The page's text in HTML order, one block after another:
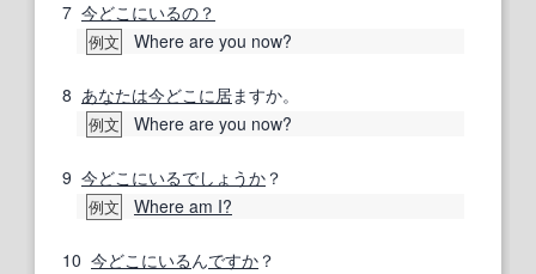
7 今どこにいるの？
例文 Where are you now?
8 あなたは今どこに 居ますか。
例文 Where are you now?
9 今どこにいるでしょうか ？
例文 Where am I?
10 今どこにいる んですか ？